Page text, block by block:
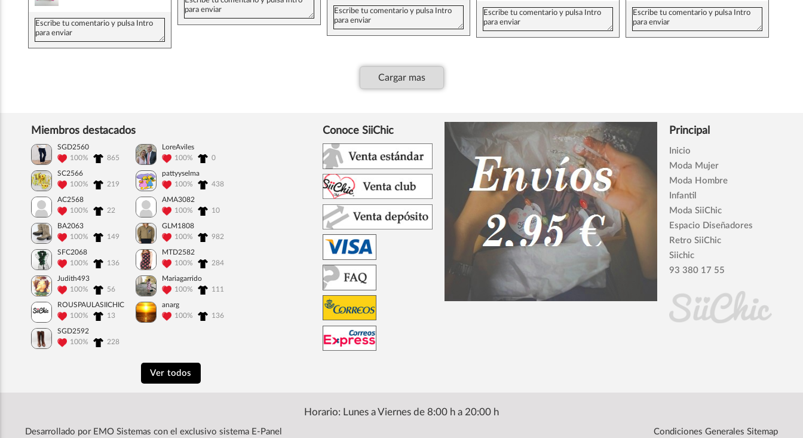
Cargar mas
Miembros destacados
SGD2560
100%
865
LoreAviles
100%
0
SC2566
100%
219
pattyyselma
100%
438
AC2568
100%
22
AMA3082
100%
10
BA2063
100%
149
GLM1808
100%
982
SFC2068
100%
136
MTD2582
100%
284
Judith493
100%
56
Mariagarrido
100%
111
ROUSPAULASIICHIC
100%
13
anarg
100%
136
SGD2592
100%
228
Ver todos
Conoce SiiChic Principal
Inicio
Moda Mujer
Moda Hombre
Infantil
Moda SiiChic
Espacio Diseñadores
Retro SiiChic
Siichic
93 380 17 55
Horario: Lunes a Viernes de 8:00 h a 20:00 h
Condiciones Generales Sitemap
Desarrollado por EMO Sistemas con el exclusivo sistema E-Panel